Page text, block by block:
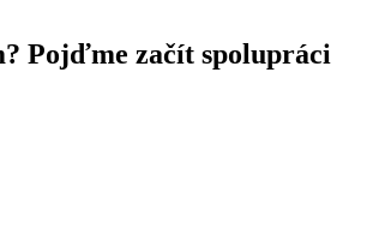
Pojďme začít spolupráci